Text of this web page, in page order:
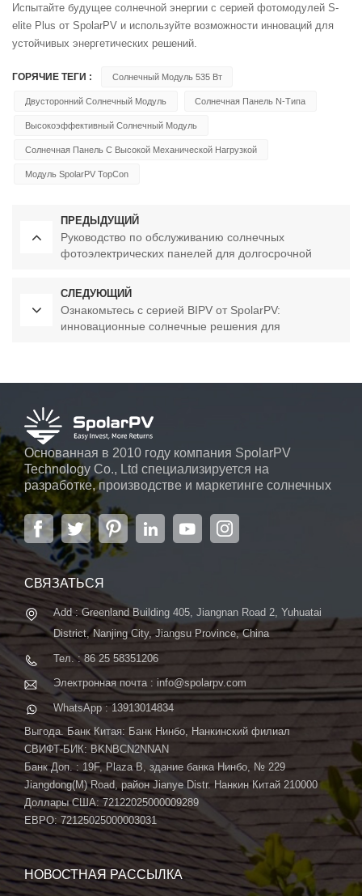
Испытайте будущее солнечной энергии с серией фотомодулей S-
elite Plus от SpolarPV и используйте возможности инноваций для
устойчивых энергетических решений.
ГОРЯЧИЕ ТЕГИ : Солнечный Модуль 535 Вт
Двусторонний Солнечный Модуль Солнечная Панель N-Типа
Высокоэффективный Солнечный Модуль
Солнечная Панель С Высокой Механической Нагрузкой
Модуль SpolarPV TopCon
ПРЕДЫДУЩИЙ
Руководство по обслуживанию солнечных
фотоэлектрических панелей для долгосрочной
СЛЕДУЮЩИЙ
Ознакомьтесь с серией BIPV от SpolarPV:
инновационные солнечные решения для
Основанная в 2010 году компания SpolarPV
Technology Co., Ltd специализируется на
разработке, производстве и маркетинге солнечных
элементов, солнечных модулей и солнечных
энергетических систем. Компания, расположенная
в Нанкине, столице провинции Цзянсу, на площади
6000 м2, может похвастаться передовой
автоматической системой ...
СВЯЗАТЬСЯ
Add : Greenland Building 405, Jiangnan Road 2, Yuhuatai
District, Nanjing City, Jiangsu Province, China
Тел. : 86 25 58351206
Электронная почта : info@spolarpv.com
WhatsApp : 13913014834
Выгода. Банк Китая: Банк Нинбо, Нанкинский филиал
СВИФТ-БИК: BKNBCN2NNAN
Банк Доп. : 19F, Plaza B, здание банка Нинбо, № 229
Jiangdong(M) Road, район Jianye Distr. Нанкин Китай 210000
Доллары США: 72122025000009289
ЕВРО: 72125025000003031
НОВОСТНАЯ РАССЫЛКА